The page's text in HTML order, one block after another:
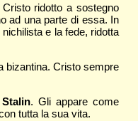
ridotto a sostegno
ad una parte di essa. In
e la fede, ridotta
bizantina. Cristo sempre
. Gli appare come
tutta la sua vita.